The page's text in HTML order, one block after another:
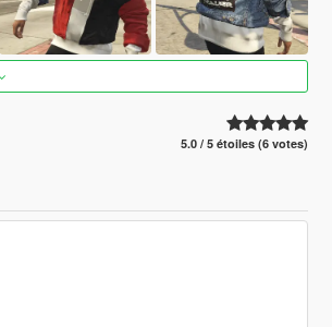
5.0 / 5 étoiles (6 votes)